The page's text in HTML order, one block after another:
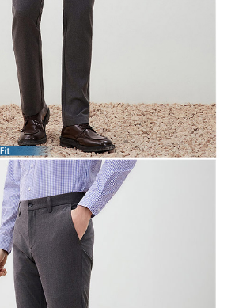
有限公司提供之「AFTEE先享後付」服務完成之交
圍內提供個人資料，並將交易相關給付款項請求債
限公司。
宜，請瀏覽以下網址：
先徵得法定代理人或監護人之同意方可使用
未經同意申辦者引起之損失，本公司不負相關責
付」時，將依據個別帳號之用戶狀況，依本公司即
；若仍有額度不足之情形，本公司將視審查結果
號或使用他人資訊註冊。若發現惡意使用之情形，
有權停止該用戶之使用額度並採取法律行動。